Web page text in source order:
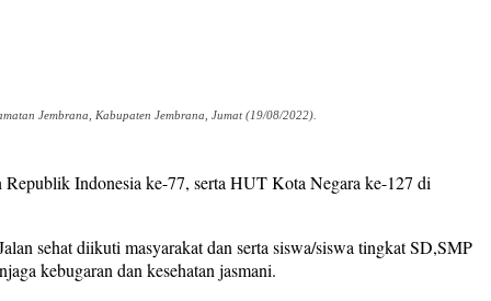
Jembrana, Kabupaten Jembrana, Jumat (19/08/2022).
Republik Indonesia ke-77, serta HUT Kota Negara ke-127 di
sehat diikuti masyarakat dan serta siswa/siswa tingkat SD,SMP
kebugaran dan kesehatan jasmani.